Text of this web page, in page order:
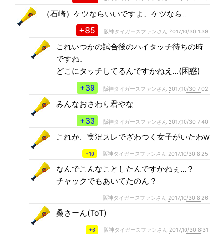
（石崎）ケツならいいですよ、ケツなら…
+85 阪神タイガースファンさん 2017,10/30 1:39
これいつかの試合後のハイタッチ待ちの時
ですね。
どこにタッチしてるんですかねえ…(困惑)
+39
阪神タイガースファンさん 2017,10/30 7:02
みんなおさわり君やな
+33
阪神タイガースファンさん 2017,10/30 7:40
これか、実況スレでざわつく女子がいたわw
+10 阪神タイガースファンさん 2017,10/30 8:25
なんでこんなことしたんですかねぇ…？
チャックでもあいてたのん？
阪神タイガースファンさん 2017,10/30 8:26
桑さーん(ToT)
+6 阪神タイガースファンさん 2017,10/30 8:31